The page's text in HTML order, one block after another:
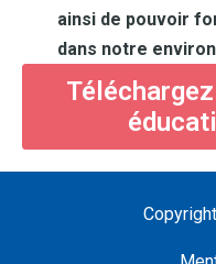
ainsi de pouvoir
dans notre